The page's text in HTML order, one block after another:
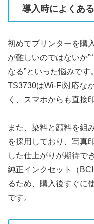
導入時によくあ
初めてプリンターを購
が難しいのではないか
なる”といった悩みです。
TS3730はWi-Fi対応な
く、スマホからも直接
また、染料と顔料を組
を採用しており、写真
した仕上がりが期待で
純正インクセット（
るため、購入後すぐに
です。